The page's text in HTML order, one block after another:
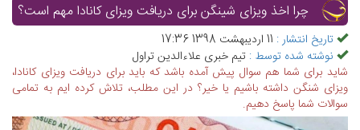
چرا اخذ ویزای شینگن برای دریافت ویزای کانادا مهم است؟
تاریخ انتشار : 11 اردیبهشت 1398 17:36
نوشته شده توسط : تیم خبری علاءالدین تراول
شاید برای شما هم سوال پیش آمده باشد که باید برای دریافت ویزای کانادا،
ویزای شنگن داشته باشیم یا خیر؟ در این مطلب، تلاش کرده ایم به تمامی
سوالات شما پاسخ دهیم.